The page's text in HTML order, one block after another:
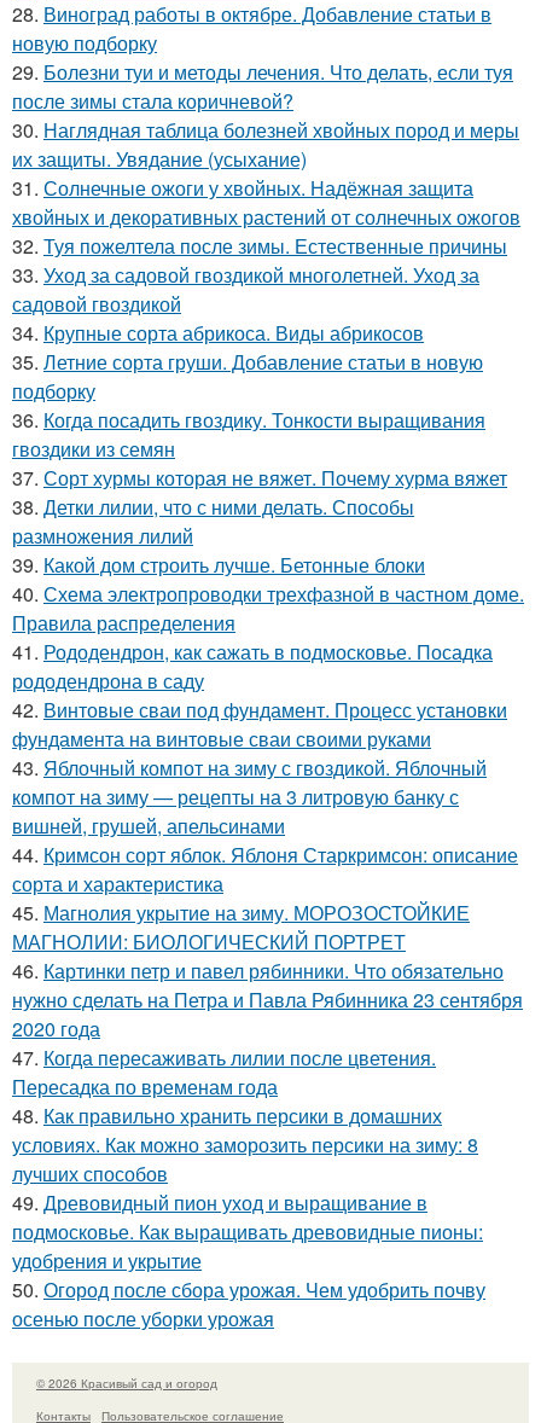
28. Виноград работы в октябре. Добавление статьи в
новую подборку
29. Болезни туи и методы лечения. Что делать, если туя
после зимы стала коричневой?
30. Наглядная таблица болезней хвойных пород и меры
их защиты. Увядание (усыхание)
31. Солнечные ожоги у хвойных. Надёжная защита
хвойных и декоративных растений от солнечных ожогов
32. Туя пожелтела после зимы. Естественные причины
33. Уход за садовой гвоздикой многолетней. Уход за
садовой гвоздикой
34. Крупные сорта абрикоса. Виды абрикосов
35. Летние сорта груши. Добавление статьи в новую
подборку
36. Когда посадить гвоздику. Тонкости выращивания
гвоздики из семян
37. Сорт хурмы которая не вяжет. Почему хурма вяжет
38. Детки лилии, что с ними делать. Способы
размножения лилий
39. Какой дом строить лучше. Бетонные блоки
40. Схема электропроводки трехфазной в частном доме.
Правила распределения
41. Рододендрон, как сажать в подмосковье. Посадка
рододендрона в саду
42. Винтовые сваи под фундамент. Процесс установки
фундамента на винтовые сваи своими руками
43. Яблочный компот на зиму с гвоздикой. Яблочный
компот на зиму — рецепты на 3 литровую банку с
вишней, грушей, апельсинами
44. Кримсон сорт яблок. Яблоня Старкримсон: описание
сорта и характеристика
45. Магнолия укрытие на зиму. МОРОЗОСТОЙКИЕ
МАГНОЛИИ: БИОЛОГИЧЕСКИЙ ПОРТРЕТ
46. Картинки петр и павел рябинники. Что обязательно
нужно сделать на Петра и Павла Рябинника 23 сентября
2020 года
47. Когда пересаживать лилии после цветения.
Пересадка по временам года
48. Как правильно хранить персики в домашних
условиях. Как можно заморозить персики на зиму: 8
лучших способов
49. Древовидный пион уход и выращивание в
подмосковье. Как выращивать древовидные пионы:
удобрения и укрытие
50. Огород после сбора урожая. Чем удобрить почву
осенью после уборки урожая
© 2026 Красивый сад и огород
Контакты
Пользовательское соглашение